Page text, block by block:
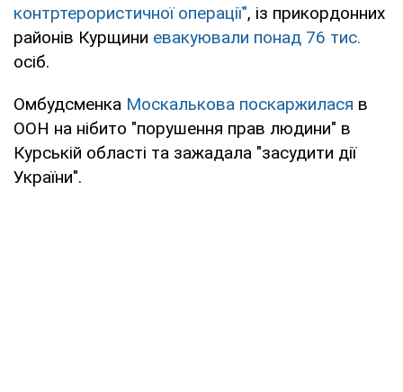
контртерористичної операції", із прикордонних
районів Курщини евакуювали понад 76 тис.
осіб.
Омбудсменка Москалькова поскаржилася в
ООН на нібито "порушення прав людини" в
Курській області та зажадала "засудити дії
України".